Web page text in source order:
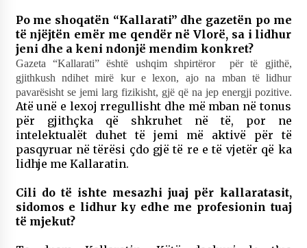
Po me shoqatën “Kallarati” dhe gazetën po me
të njëjtën emër me qendër në Vlorë, sa i lidhur
jeni dhe a keni ndonjë mendim konkret?
Gazeta “Kallarati” është ushqim shpirtëror për të gjithë,
gjithkush ndihet mirë kur e lexon, ajo na mban të lidhur
pavarësisht se jemi larg fizikisht, gjë që na jep energji pozitive.
Atë unë e lexoj rregullisht dhe më mban në tonus
për gjithçka që shkruhet në të, por ne
intelektualët duhet të jemi më aktivë për të
pasqyruar në tërësi çdo gjë të re e të vjetër që ka
lidhje me Kallaratin.
Cili do të ishte mesazhi juaj për kallaratasit,
sidomos e lidhur ky edhe me profesionin tuaj
të mjekut?